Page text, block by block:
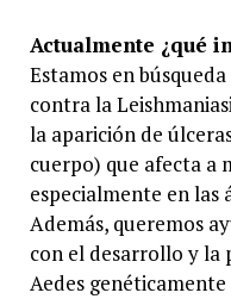
Actualmente ¿qué
Estamos en
contra la
la aparición de
cuerpo) que afecta a
especialmente en las
Además, queremos
con el desarrollo y la
Aedes